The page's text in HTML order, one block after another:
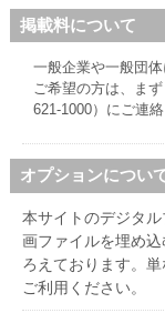
掲載料について
一般企業や一般団
ご希望の方は、まず
621-1000）にご連絡
オプションについ
本サイトのデジタ
画ファイルを埋め
ろえております。
ご利用ください。
北海道の病院
創成研究機構の
全国健康保険協
hokkaido ebooksと
運営会社
ご利用ガイド
よくある質問
サイトマップ